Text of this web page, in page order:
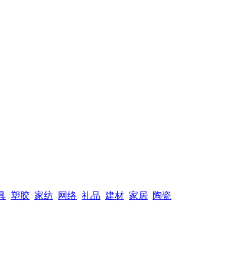
塑胶 家纺 网络 礼品 建材 家居 陶瓷